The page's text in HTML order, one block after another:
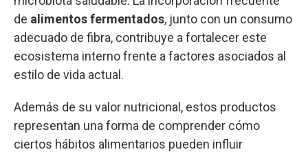
de alimentos fermentados, junto con un consumo
adecuado de fibra, contribuye a fortalecer este
ecosistema interno frente a factores asociados al
estilo de vida actual.
Además de su valor nutricional, estos productos
representan una forma de comprender cómo
ciertos hábitos alimentarios pueden influir